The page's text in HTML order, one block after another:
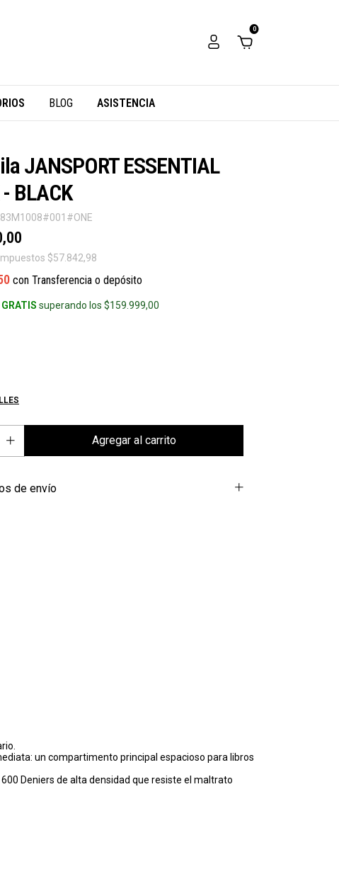
0
BLOG ASISTENCIA
JANSPORT ESSENTIAL
BLACK
$57.842,98
con Transferencia o depósito
GRATIS superando los$159.999,00
de envío
un compartimento principal espacioso para libros
Deniers de alta densidad que resiste el maltrato